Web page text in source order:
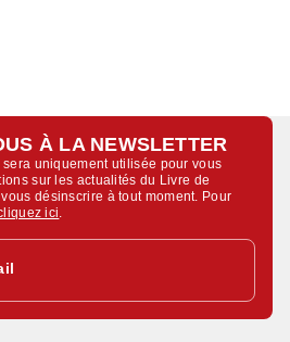
À LA NEWSLETTER
uniquement utilisée pour vous
sur les actualités du Livre de
désinscrire à tout moment. Pour
ici.